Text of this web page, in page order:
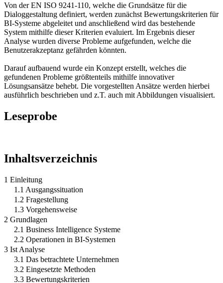
Von der EN ISO 9241-110, welche die Grundsätze für die
Dialoggestaltung definiert, werden zunächst Bewertungskriterien für
BI-Systeme abgeleitet und anschließend wird das bestehende
System mithilfe dieser Kriterien evaluiert. Im Ergebnis dieser
Analyse wurden diverse Probleme aufgefunden, welche die
Benutzerakzeptanz gefährden könnten.
Darauf aufbauend wurde ein Konzept erstellt, welches die
gefundenen Probleme größtenteils mithilfe innovativer
Lösungsansätze behebt. Die vorgestellten Ansätze werden hierbei
ausführlich beschrieben und z.T. auch mit Abbildungen visualisiert.
Leseprobe
Inhaltsverzeichnis
1 Einleitung
1.1 Ausgangssituation
1.2 Fragestellung
1.3 Vorgehensweise
2 Grundlagen
2.1 Business Intelligence Systeme
2.2 Operationen in BI-Systemen
3 Ist Analyse
3.1 Das betrachtete Unternehmen
3.2 Eingesetzte Methoden
3.3 Bewertungskriterien